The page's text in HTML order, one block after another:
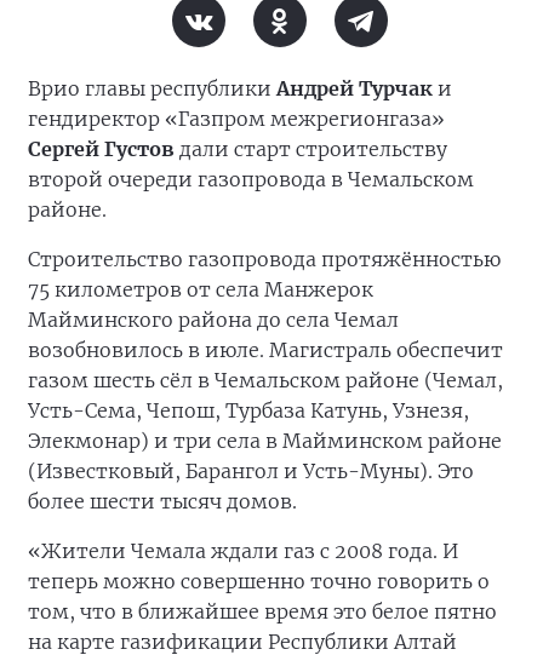
Врио главы республикиАндрей Турчак и
гендиректор «Газпром межрегионгаза»
Сергей Густов дали старт строительству
второй очереди газопровода в Чемальском
районе.
Строительство газопровода протяжённостью
75 километров от села Манжерок
Майминского района до села Чемал
возобновилось в июле. Магистраль обеспечит
газом шесть сёл в Чемальском районе (Чемал,
Усть-Сема, Чепош, Турбаза Катунь, Узнезя,
Элекмонар) и три села в Майминском районе
(Известковый, Барангол и Усть-Муны). Это
более шести тысяч домов.
«Жители Чемала ждали газ с 2008 года. И
теперь можно совершенно точно говорить о
том, что в ближайшее время это белое пятно
на карте газификации Республики Алтай